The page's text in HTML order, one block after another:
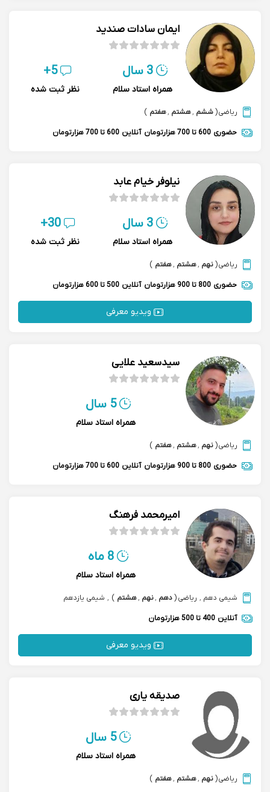
ایمان سادات صندید
3 سال
همراه استاد سلام
5+
نظر ثبت شده
ریاضی(ششم ,هشتم ,هفتم )
حضوری 600 تا 700 هزارتومان آنلاین 600 تا 700 هزارتومان
نیلوفر خیام عابد
3 سال
همراه استاد سلام
30+
نظر ثبت شده
ریاضی(نهم ,هشتم ,هفتم )
حضوری 800 تا 900 هزارتومان آنلاین 500 تا 600 هزارتومان
ویدیو معرفی
سیدسعید علایی
5 سال
همراه استاد سلام
ریاضی(نهم ,هشتم ,هفتم )
حضوری 800 تا 900 هزارتومان آنلاین 600 تا 700 هزارتومان
امیرمحمد فرهنگ
8 ماه
همراه استاد سلام
شیمی دهم , ریاضی(دهم ,نهم ,هشتم )
, شیمی یازدهم
آنلاین 400 تا 500 هزارتومان
ویدیو معرفی
صدیقه یاری
5 سال
همراه استاد سلام
ریاضی(نهم ,هشتم ,هفتم )